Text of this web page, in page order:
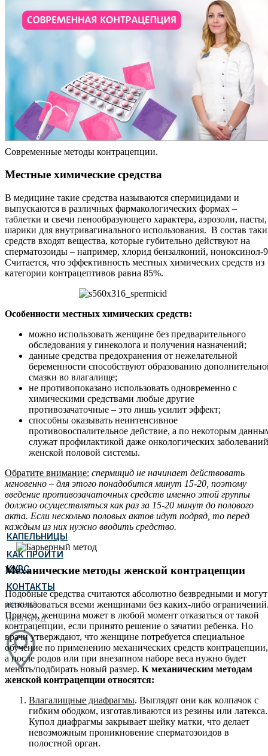
КАПЕЛЬНИЦЫ
КАК ПРОЙТИ
КУРС
КОНТАКТЫ
НИЖНИЙ
НОВГОРОД
Современные методы контрацепции.
Местные химические средства
В медицине такие средства называются спермицидами и
выпускаются в различных фармакологических формах –
таблетки и свечи пенообразующего характера, аэрозоли, пасты,
шарики для внутривагинального использования. В состав
средств входят вещества, которые губительно действуют на
сперматозоиды – например, хлорид бензалконий, ноноксинол-
Считается, что эффективность местных химических средств из
категории контрацептивов равна 85%.
Особенности местных химических средств:
можно использовать женщине без предварительного
обследования у гинеколога и получения назначений;
данные средства предохранения от нежелательной
беременности способствуют образованию
смазки во влагалище;
не противопоказано использовать одновременно с
химическими средствами любые другие
противозачаточные – это лишь усилит эффект;
способны оказывать неинтенсивное
противовоспалительное действие, а по некоторым
служат профилактикой даже онкологических заболеваний
женской половой системы.
Обратите внимание: спермицид не начинает действовать
мгновенно – для этого понадобится минут 15-20, поэтому
введение противозачаточных средств именно этой группы
должно осуществляться как раз за 15-20 минут до полового
акта. Если несколько половых актов идут подряд, то перед
каждым из них нужно вводить средство.
Механические методы женской контрацепции
Подобные средства считаются абсолютно безвредными и могут
использоваться всеми женщинами без каких-либо
Причем, женщина может в любой момент отказаться от такой
контрацепции, если принято решение о зачатии ребенка. Но
врачи утверждают, что женщине потребуется специальное
обучение по применению механических средств контрацепции,
а после родов или при внезапном наборе веса нужно будет
менять/подбирать новый размер. К механическим методам
женской контрацепции относятся:
Влагалищные диафрагмы. Выглядят они как колпачок с
гибким ободком, изготавливаются из резины или латекса.
Купол диафрагмы закрывает шейку матки, что делает
невозможным проникновение сперматозоидов в
полостной орган.